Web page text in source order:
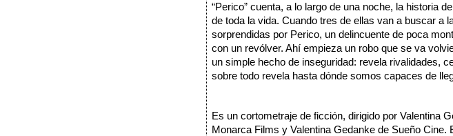
“Perico” cuenta, a lo largo de una noche, la historia
de toda la vida. Cuando tres de ellas van a buscar a
sorprendidas por Perico, un delincuente de poca
con un revólver. Ahí empieza un robo que se va
un simple hecho de inseguridad: revela rivalidades,
sobre todo revela hasta dónde somos capaces de
Es un cortometraje de ficción, dirigido por Valentina
Monarca Films y Valentina Gedanke de Sueño